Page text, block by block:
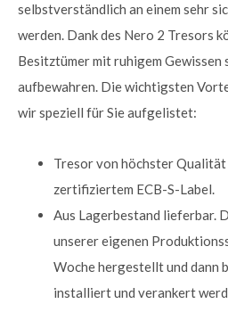
selbstverständlich an einem sehr
werden. Dank des Nero 2 Tresors
Besitztümer mit ruhigem Gewissen
aufbewahren. Die wichtigsten
wir speziell für Sie aufgelistet:
Tresor von höchster Qualität
zertifiziertem ECB-S-Label.
Aus Lagerbestand lieferbar.
unserer eigenen
Woche hergestellt und dann
installiert und verankert